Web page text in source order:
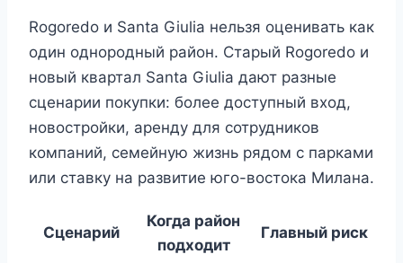
Rogoredo и Santa Giulia нельзя оценивать как
один однородный район. Старый Rogoredo и
новый квартал Santa Giulia дают разные
сценарии покупки: более доступный вход,
новостройки, аренду для сотрудников
компаний, семейную жизнь рядом с парками
или ставку на развитие юго-востока Милана.
Сценарий
Когда район
подходит
Главный риск